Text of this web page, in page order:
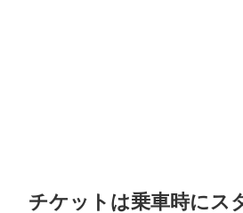
チケットは乗車時にス